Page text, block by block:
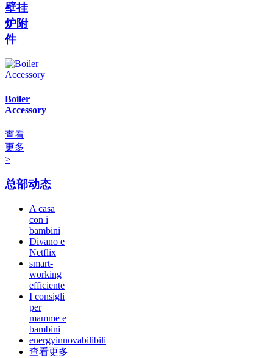
壁挂
炉附
件
Boiler
Accessory
查看
更多
>
总部动态
A casa
con i
bambini
Divano e
Netflix
smart-
working
efficiente
I consigli
per
mamme e
bambini
energyinnovabilibili
查看更多